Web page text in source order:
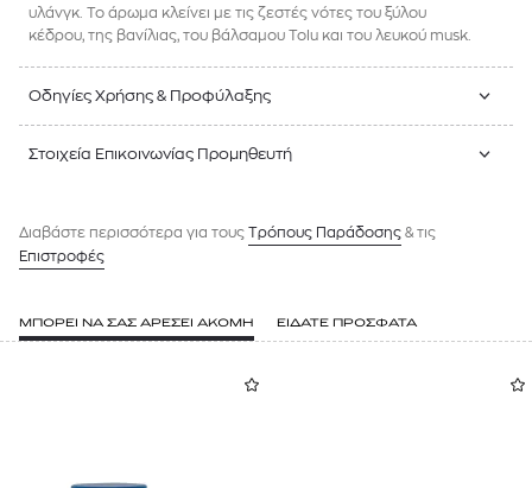
υλάνγκ. Το άρωμα κλείνει με τις ζεστές νότες του ξύλου
κέδρου, της βανίλιας, του βάλσαμου Tolu και του λευκού musk.
Οδηγίες Χρήσης & Προφύλαξης
Στοιχεία Επικοινωνίας Προμηθευτή
Διαβάστε περισσότερα για τους Tρόπους Παράδοσης & τις
Επιστροφές
ΜΠΟΡΕΙ ΝΑ ΣΑΣ ΑΡΕΣΕΙ ΑΚΟΜΗ ΕΙΔΑΤΕ ΠΡΟΣΦΑΤΑ